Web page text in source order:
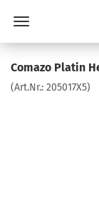
Comazo Platin
(Art.Nr.: 205017X5)